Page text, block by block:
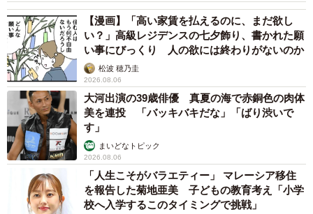
【漫画】「高い家賃を払えるのに、まだ欲し
い？」高級レジデンスの七夕飾り、書かれた願
い事にびっくり 人の欲には終わりがないのか
松波 穂乃圭
2026.08.06
大河出演の39歳俳優 真夏の海で赤銅色の肉体
美を連投 「バッキバキだな」「ばり渋いで
す」
まいどなトピック
2026.08.06
「人生こそがバラエティー」 マレーシア移住
を報告した菊地亜美 子どもの教育考え「小学
校へ入学するこのタイミングで挑戦」